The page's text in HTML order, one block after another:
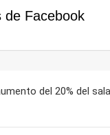
de Facebook
del 20% del